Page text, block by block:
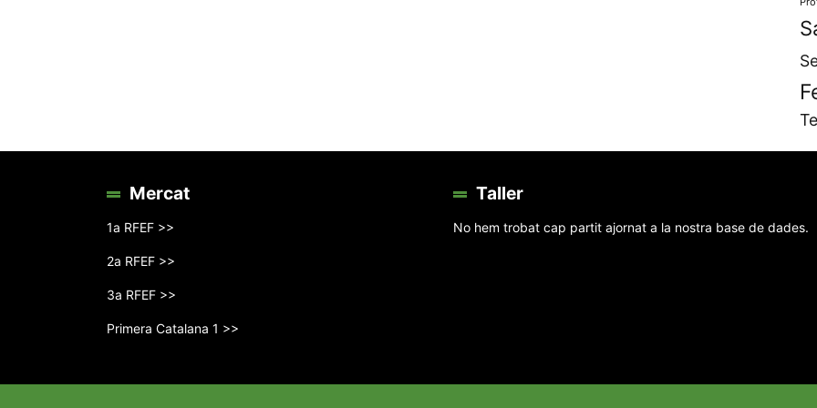
Mercat
1a RFEF >>
2a RFEF >>
3a RFEF >>
Primera Catalana 1 >>
Taller
No hem trobat cap partit ajornat a la nostra base de dades.